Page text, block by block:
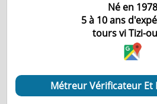
Né en 1978
5 à 10 ans
tours vi Tizi-
Métreur Vérificateur Et